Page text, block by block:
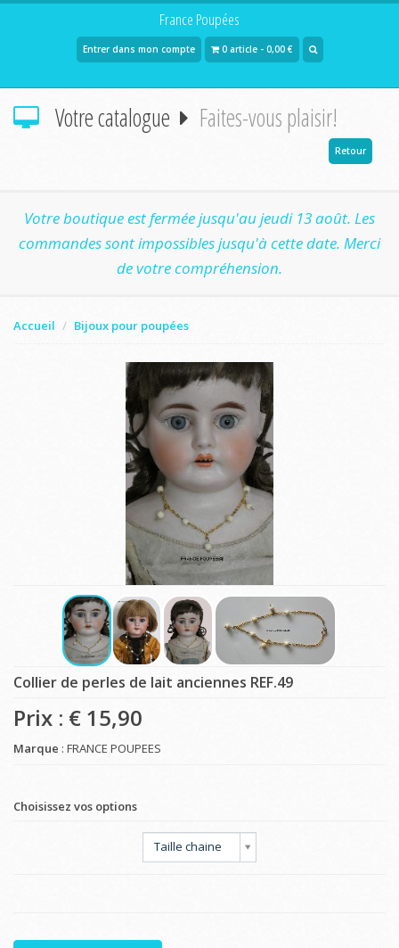
France Poupées
Entrer dans mon compte 0 article - 0,00 €
Votre catalogue Faites-vous plaisir!
Retour
Votre boutique est fermée jusqu'au jeudi 13 août. Les
commandes sont impossibles jusqu'à cette date. Merci
de votre compréhension.
Accueil Bijoux pour poupées
Collier de perles de lait anciennes REF.49
Prix : € 15,90
Marque : FRANCE POUPEES
Choisissez vos options
Taille chaine